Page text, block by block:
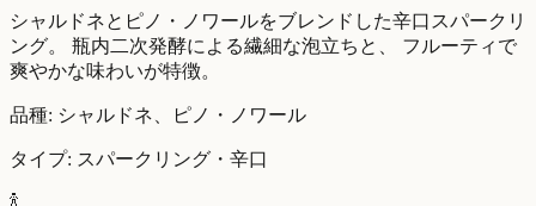
シャルドネとピノ・ノワールをブレンドした辛口スパークリ
ング。 瓶内二次発酵による繊細な泡立ちと、 フルーティで
爽やかな味わいが特徴。
品種: シャルドネ、ピノ・ノワール
タイプ: スパークリング・辛口
🍾